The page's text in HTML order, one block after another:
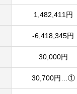
1,482,411円
-6,418,345円
30,000円
30,700円…①